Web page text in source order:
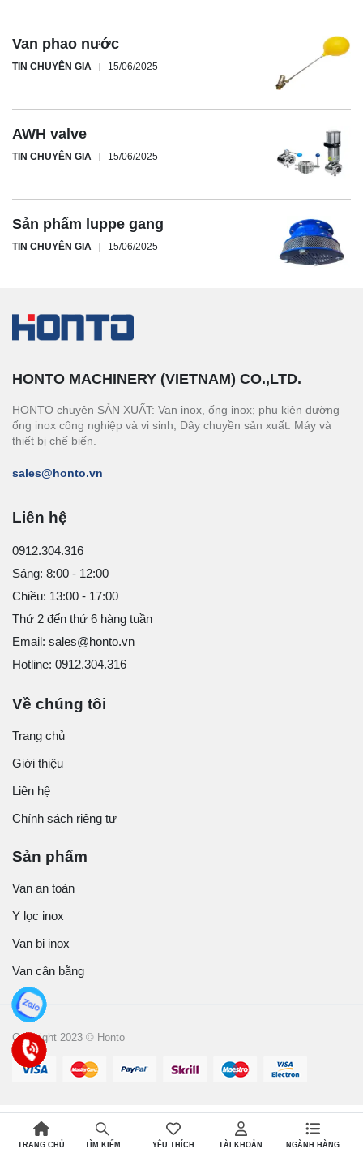
Van phao nước
TIN CHUYÊN GIA 15/06/2025
AWH valve
TIN CHUYÊN GIA 15/06/2025
Sản phẩm luppe gang
TIN CHUYÊN GIA 15/06/2025
HONTO MACHINERY (VIETNAM) CO.,LTD.
HONTO chuyên SẢN XUẤT: Van inox, ống inox; phụ kiện đường
ống inox công nghiệp và vi sinh; Dây chuyền sản xuất: Máy và
thiết bị chế biến.
sales@honto.vn
Liên hệ
0912.304.316
Sáng: 8:00 - 12:00
Chiều: 13:00 - 17:00
Thứ 2 đến thứ 6 hàng tuần
Email: sales@honto.vn
Hotline: 0912.304.316
Về chúng tôi
Trang chủ
Giới thiệu
Liên hệ
Chính sách riêng tư
Sản phẩm
Van an toàn
Y lọc inox
Van bi inox
Van cân bằng
Copyright 2023 © Honto
TRANG CHỦ TÌM KIẾM YÊU THÍCH TÀI KHOẢN NGÀNH HÀNG